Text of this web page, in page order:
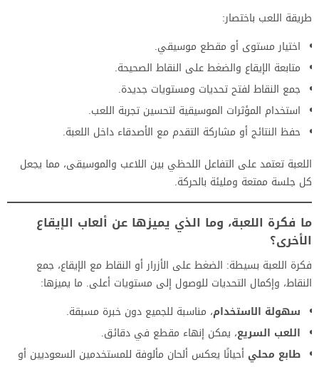
طريقة اللعب باختصار:
اختيار مستوى أو مقطع موسيقي.
متابعة الإيقاع والضغط على النقاط الصحيحة.
جمع النقاط لفتح تحديات ومستويات جديدة.
استخدام المؤثرات الموسيقية لتحسين تجربة اللعب.
حفظ النتائج أو مشاركة التقدم مع الأصدقاء داخل اللعبة.
اللعبة تعتمد على التفاعل اللحظي بين اللاعب والموسيقى، مما يجعل
كل جلسة ممتعة ومليئة بالحركة.
ما فكرة اللعبة، وما الذي يميزها عن ألعاب الإيقاع
الأخرى؟
فكرة اللعبة بسيطة: الضغط على الأزرار أو النقاط مع الإيقاع، جمع
النقاط، وإكمال التحديات للوصول إلى مستويات أعلى. ما يميزها:
سهولة الاستخدام، مناسبة للجميع دون خبرة مسبقة.
اللعب السريع، يمكن إنهاء مقطع في دقائق.
طابع محلي أحيانًا يعكس ألحان مألوفة للمستخدمين السعوديين أو